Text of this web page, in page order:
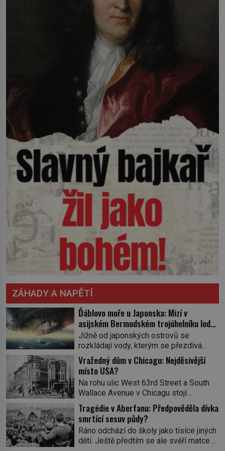
ZÁHADY A NAPĚTÍ
Ďáblovo moře u Japonska: Mizí v
asijském Bermudském trojúhelníku lodě
ve spárech neznámé síly?
Jižně od japonských ostrovů se
rozkládají vody, kterým se přezdívá
Ďáblovo moře. Vypráví se o lodích
mizejících beze stopy, podivných
světlech, zrádných proudech i mořských
dracích, kteří měli tyto končiny střežit už
v dávných legendách. Je tichomořský
Dračí trojúhelník skutečně prokletým
místem, nebo se zde jen nebezpečná
příroda proměnila v jednu z
nejpůsobivějších námořních záhad? […]
Vražedný dům v Chicagu: Nejděsivější
místo USA?
Na rohu ulic West 63rd Street a South
Wallace Avenue v Chicagu stojí
nenápadná pošta. Nemá žádný speciální
nápis ani pamětní desku. A přesto prý
místní zaměstnanci neradi chodí do
sklepa. Právě tady totiž sídlil sériový
vrah H. H. Holmes a také
Tragédie v Aberfanu: Předpověděla dívka
smrtící sesuv půdy?
Ráno odchází do školy jako tisíce jiných
dětí. Ještě předtím se ale svěří matce s